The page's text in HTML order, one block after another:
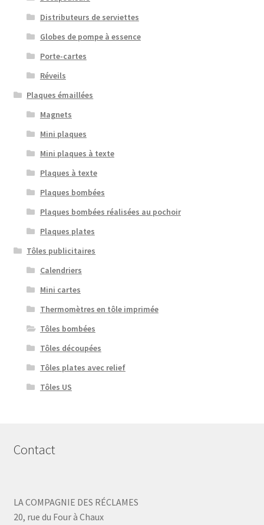
Distributeurs de serviettes
Globes de pompe à essence
Porte-cartes
Réveils
Plaques émaillées
Magnets
Mini plaques
Mini plaques à texte
Plaques à texte
Plaques bombées
Plaques bombées réalisées au pochoir
Plaques plates
Tôles publicitaires
Calendriers
Mini cartes
Thermomètres en tôle imprimée
Tôles bombées
Tôles découpées
Tôles plates avec relief
Tôles US
Contact
LA COMPAGNIE DES RÉCLAMES
20, rue du Four à Chaux